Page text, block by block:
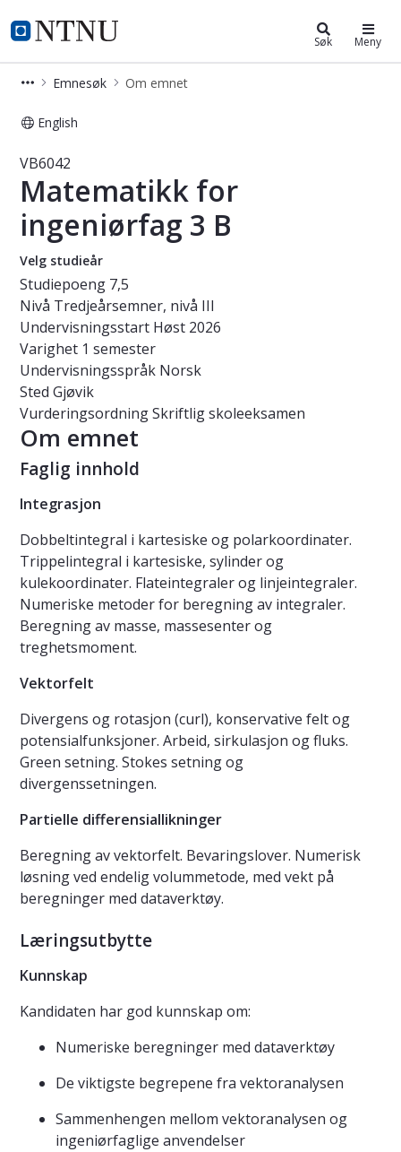
NTNU Hjemmeside
Studier Søk Meny
Emnesøk Om emnet
English
Emne - Matematikk for ingeniørfag
VB6042
Matematikk for
ingeniørfag 3 B
Velg studieår
Studiepoeng 7,5
Nivå Tredjeårsemner, nivå III
Undervisningsstart Høst 2026
Varighet 1 semester
Undervisningsspråk Norsk
Sted Gjøvik
VurderingsordningSkriftlig skoleeksamen
Om emnet
Faglig innhold
Integrasjon
Dobbeltintegral i kartesiske og polarkoordinater.
Trippelintegral i kartesiske, sylinder og
kulekoordinater. Flateintegraler og linjeintegraler.
Numeriske metoder for beregning av integraler.
Beregning av masse, massesenter og
treghetsmoment.
Vektorfelt
Divergens og rotasjon (curl), konservative felt og
potensialfunksjoner. Arbeid, sirkulasjon og fluks.
Green setning. Stokes setning og
divergenssetningen.
Partielle differensiallikninger
Beregning av vektorfelt. Bevaringslover. Numerisk
løsning ved endelig volummetode, med vekt på
beregninger med dataverktøy.
Læringsutbytte
Kunnskap
Kandidaten har god kunnskap om:
Numeriske beregninger med dataverktøy
De viktigste begrepene fra vektoranalysen
Sammenhengen mellom vektoranalysen og
ingeniørfaglige anvendelser